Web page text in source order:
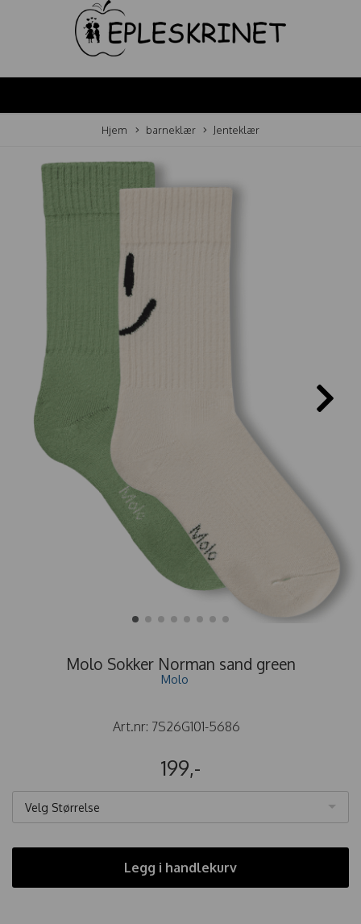
Hjem barneklær Jenteklær
Molo Sokker Norman sand green
Molo
Art.nr: 7S26G101-5686
199,-
Velg Størrelse
Legg i handlekurv